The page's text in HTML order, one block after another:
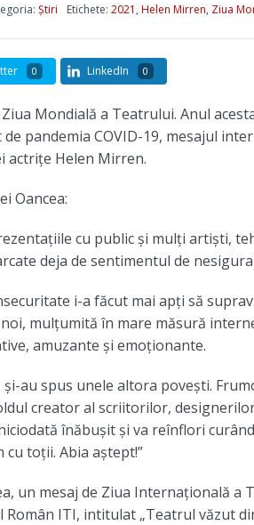
Știri Etichete: 2021 , Helen Mirren, Ziua
0 LinkedIn 0
Mondială a Teatrului. Anul
pandemia COVID-19, mesajul
actrițe Helen Mirren.
Oancea:
cu public și mulți artiști,
deja de sentimentul de
i-a făcut mai apți să
mulțumită în mare măsură
amuzante și emoționante.
au spus unele altora povești.
creator al scriitorilor,
înăbușit și va reînflori
toții. Abia aștept!”
un mesaj de Ziua Internațională a
ITI, intitulat „Teatrul văzut